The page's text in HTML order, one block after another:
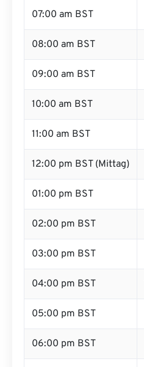
07:00 am BST
08:00 am BST
09:00 am BST
10:00 am BST
11:00 am BST
12:00 pm BST (Mittag)
01:00 pm BST
02:00 pm BST
03:00 pm BST
04:00 pm BST
05:00 pm BST
06:00 pm BST